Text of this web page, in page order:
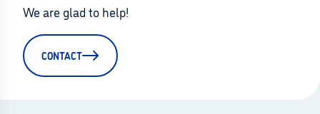
We are glad to help!
CONTACT